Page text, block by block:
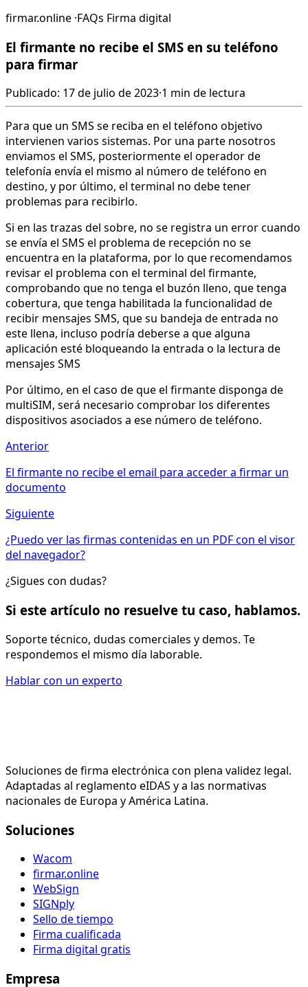
firmar.online ·FAQs Firma digital
El firmante no recibe el SMS en su teléfono
para firmar
Publicado: 17 de julio de 2023·1 min de lectura
Para que un SMS se reciba en el teléfono objetivo
intervienen varios sistemas. Por una parte nosotros
enviamos el SMS, posteriormente el operador de
telefonía envía el mismo al número de teléfono en
destino, y por último, el terminal no debe tener
problemas para recibirlo.
Si en las trazas del sobre, no se registra un error cuando
se envía el SMS el problema de recepción no se
encuentra en la plataforma, por lo que recomendamos
revisar el problema con el terminal del firmante,
comprobando que no tenga el buzón lleno, que tenga
cobertura, que tenga habilitada la funcionalidad de
recibir mensajes SMS, que su bandeja de entrada no
este llena, incluso podría deberse a que alguna
aplicación esté bloqueando la entrada o la lectura de
mensajes SMS
Por último, en el caso de que el firmante disponga de
multiSIM, será necesario comprobar los diferentes
dispositivos asociados a ese número de teléfono.
Anterior
El firmante no recibe el email para acceder a firmar un
documento
Siguiente
¿Puedo ver las firmas contenidas en un PDF con el visor
del navegador?
¿Sigues con dudas?
Si este artículo no resuelve tu caso, hablamos.
Soporte técnico, dudas comerciales y demos. Te
respondemos el mismo día laborable.
Hablar con un experto
Soluciones de firma electrónica con plena validez legal.
Adaptadas al reglamento eIDAS y a las normativas
nacionales de Europa y América Latina.
Soluciones
Wacom
firmar.online
WebSign
SIGNply
Sello de tiempo
Firma cualificada
Firma digital gratis
Empresa